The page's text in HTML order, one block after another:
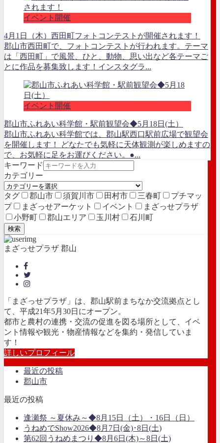
イベント開催
4月1日（木）西田町フォトコンテストが開催されます！
郡山市西田町で、フォトコンテストが行われます。テーマ
は「西田町」で風景、ひと、動物、思い出など各テーマご
とに作品を募集致します！インスタグラ...
イベント開催
郡山市ふれあい科学館・駅前観望会◆5月18日(土）
郡山市ふれあい科学館では、郡山駅西口駅前広場で観望会
を開催します！ どなたでも気軽に天体観測が楽しめますの
で、お気軽に足をお運びください。●...
キーワード
カテゴリー
タグ 郡山市 須賀川市 田村市 三春町
プチマッ
プ
まざっせアーケット イベント
まざっせプラザ
小野町
郡山エリア 玉川村 石川町
検索
まざっせプラザ 郡山
「まざっせプラザ」は、郡山駅前まちなか交流拠点とし
て、平成21年5月30日にオープン。
都市と農村の連携・交流の促進を図る場所として、イベ
ント情報や観光・物産情報などを集約・発信していま
す！
詳しいプロフィール
最近の投稿
郡山市
最近の投稿
逢瀬祭 ～夏休み～◆8月15日（土）・16日（日）
うねめでShow2026◆8月7日(金)･8日(土)
第62回うねめまつり◆8月6日(木)～8日(土)